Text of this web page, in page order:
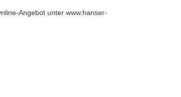
Angebot unter www.hanser-